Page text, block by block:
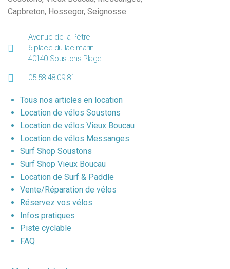
Capbreton, Hossegor, Seignosse
Avenue de la Pètre
6 place du lac marin
40140 Soustons Plage
05.58.48.09.81
Tous nos articles en location
Location de vélos Soustons
Location de vélos Vieux Boucau
Location de vélos Messanges
Surf Shop Soustons
Surf Shop Vieux Boucau
Location de Surf & Paddle
Vente/Réparation de vélos
Réservez vos vélos
Infos pratiques
Piste cyclable
FAQ